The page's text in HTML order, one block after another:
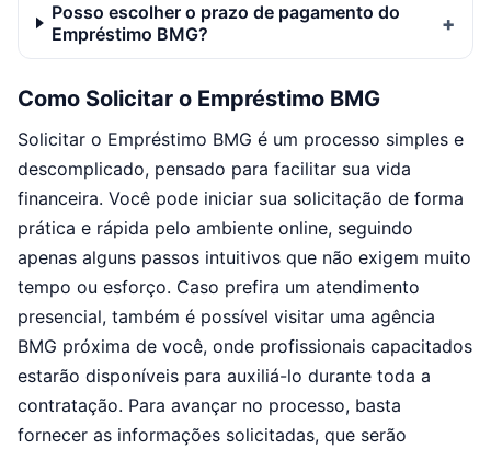
Posso escolher o prazo de pagamento do
Empréstimo BMG?
Como Solicitar o Empréstimo BMG
Solicitar o Empréstimo BMG é um processo simples e
descomplicado, pensado para facilitar sua vida
financeira. Você pode iniciar sua solicitação de forma
prática e rápida pelo ambiente online, seguindo
apenas alguns passos intuitivos que não exigem muito
tempo ou esforço. Caso prefira um atendimento
presencial, também é possível visitar uma agência
BMG próxima de você, onde profissionais capacitados
estarão disponíveis para auxiliá-lo durante toda a
contratação. Para avançar no processo, basta
fornecer as informações solicitadas, que serão